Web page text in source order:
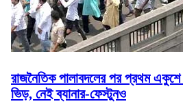
রাজনৈতিক পালাবদলের পর প্রথম
ভিড়, নেই ব্যানার-ফেস্টুনও